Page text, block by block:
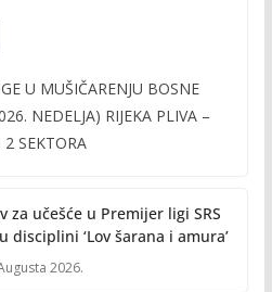
p
y
n
k
U MUŠIČARENJU BOSNE
NEDELJA) RIJEKA PLIVA –
2 SEKTORA
za učešće u Premijer ligi SRS
disciplini ‘Lov šarana i amura’
2026.